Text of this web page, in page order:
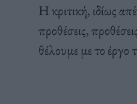
Η κριτική, ιδίως
προθέσεις,
θέλουμε με το έργο